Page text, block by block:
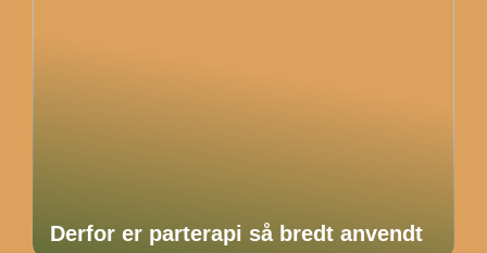
Derfor er parterapi så bredt anvendt